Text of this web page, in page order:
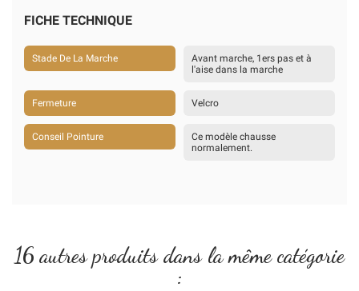
FICHE TECHNIQUE
Stade De La Marche
Avant marche, 1ers pas et à
l'aise dans la marche
Fermeture Velcro
Conseil Pointure
Ce modèle chausse
normalement.
16 autres produits dans la même catégorie
: